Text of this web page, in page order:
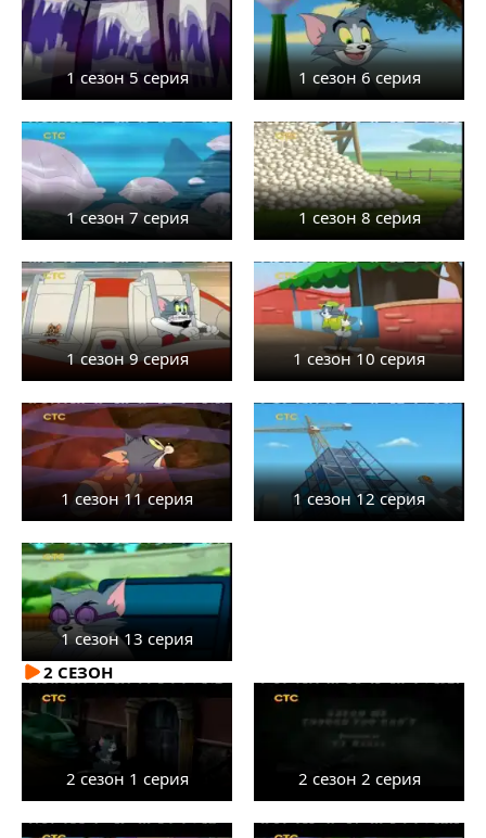
1 сезон 5 серия 1 сезон 6 серия
1 сезон 7 серия 1 сезон 8 серия
1 сезон 9 серия 1 сезон 10 серия
1 сезон 11 серия 1 сезон 12 серия
1 сезон 13 серия
2 СЕЗОН
2 сезон 1 серия 2 сезон 2 серия